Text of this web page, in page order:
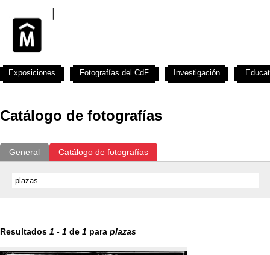
Catálogo de fotografías
General Catálogo de fotografías
Resultados 1 - 1 de 1 para plazas
Exposiciones Fotografías del CdF Investigación